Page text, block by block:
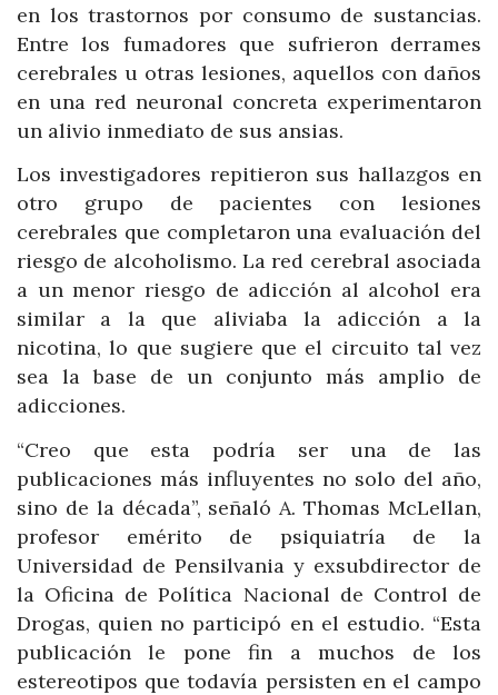
en los trastornos por consumo de sustancias.
Entre los fumadores que sufrieron derrames
cerebrales u otras lesiones, aquellos con daños
en una red neuronal concreta experimentaron
un alivio inmediato de sus ansias.
Los investigadores repitieron sus hallazgos en
otro grupo de pacientes con lesiones
cerebrales que completaron una evaluación del
riesgo de alcoholismo. La red cerebral asociada
a un menor riesgo de adicción al alcohol era
similar a la que aliviaba la adicción a la
nicotina, lo que sugiere que el circuito tal vez
sea la base de un conjunto más amplio de
adicciones.
“Creo que esta podría ser una de las
publicaciones más influyentes no solo del año,
sino de la década”, señaló A. Thomas McLellan,
profesor emérito de psiquiatría de la
Universidad de Pensilvania y exsubdirector de
la Oficina de Política Nacional de Control de
Drogas, quien no participó en el estudio. “Esta
publicación le pone fin a muchos de los
estereotipos que todavía persisten en el campo